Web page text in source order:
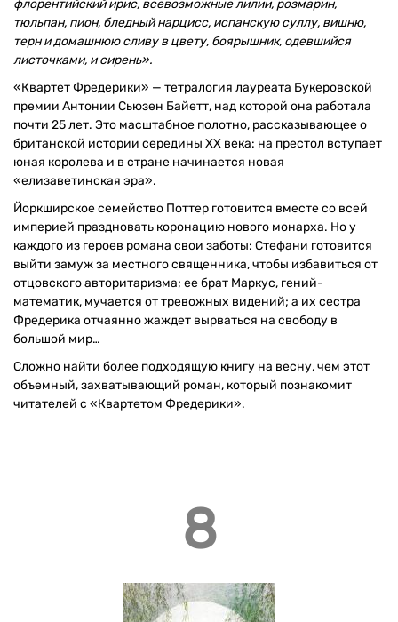
флорентийский ирис, всевозможные лилии, розмарин,
тюльпан, пион, бледный нарцисс, испанскую суллу, вишню,
терн и домашнюю сливу в цвету, боярышник, одевшийся
листочками, и сирень».
«Квартет Фредерики» — тетралогия лауреата Букеровской
премии Антонии Сьюзен Байетт, над которой она работала
почти 25 лет. Это масштабное полотно, рассказывающее о
британской истории середины XX века: на престол вступает
юная королева и в стране начинается новая
«елизаветинская эра».
Йоркширское семейство Поттер готовится вместе со всей
империей праздновать коронацию нового монарха. Но у
каждого из героев романа свои заботы: Стефани готовится
выйти замуж за местного священника, чтобы избавиться от
отцовского авторитаризма; ее брат Маркус, гений-
математик, мучается от тревожных видений; а их сестра
Фредерика отчаянно жаждет вырваться на свободу в
большой мир…
Сложно найти более подходящую книгу на весну, чем этот
объемный, захватывающий роман, который познакомит
читателей с «Квартетом Фредерики».
8